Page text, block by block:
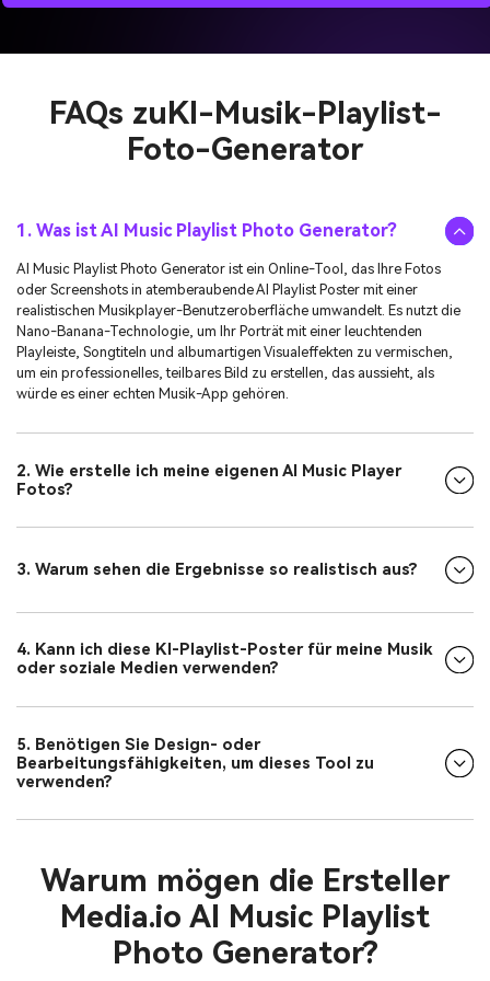
FAQs zu KI-Musik-Playlist-
Foto-Generator
1. Was ist AI Music Playlist Photo Generator?
AI Music Playlist Photo Generator ist ein Online-Tool, das Ihre Fotos
oder Screenshots in atemberaubende AI Playlist Poster mit einer
realistischen Musikplayer-Benutzeroberfläche umwandelt. Es nutzt die
Nano-Banana-Technologie, um Ihr Porträt mit einer leuchtenden
Playleiste, Songtiteln und albumartigen Visualeffekten zu vermischen,
um ein professionelles, teilbares Bild zu erstellen, das aussieht, als
würde es einer echten Musik-App gehören.
2. Wie erstelle ich meine eigenen AI Music Player
Fotos?
3. Warum sehen die Ergebnisse so realistisch aus?
4. Kann ich diese KI-Playlist-Poster für meine Musik
oder soziale Medien verwenden?
5. Benötigen Sie Design- oder
Bearbeitungsfähigkeiten, um dieses Tool zu
verwenden?
Warum mögen die Ersteller
Media.io AI Music Playlist
Photo Generator?